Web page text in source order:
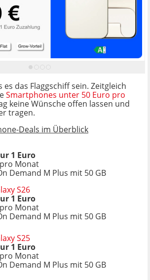
das Flaggschiff sein. Zeitgleich
Smartphones unter 50 Euro pro
keine Wünsche offen lassen und
tragen.
Deals im Überblick
1 Euro
Monat
Demand M Plus mit 50 GB
S26
1 Euro
Monat
Demand M Plus mit 50 GB
S25
1 Euro
Monat
Demand M Plus mit 50 GB